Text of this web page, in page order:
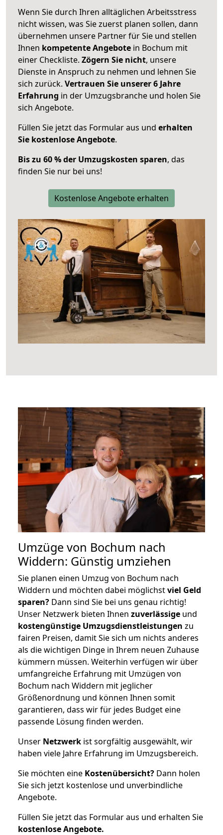
Wenn Sie durch Ihren alltäglichen Arbeitsstress
nicht wissen, was Sie zuerst planen sollen, dann
übernehmen unsere Partner für Sie und stellen
Ihnen kompetente Angebote in Bochum mit
einer Checkliste. Zögern Sie nicht, unsere
Dienste in Anspruch zu nehmen und lehnen Sie
sich zurück. Vertrauen Sie unserer 6 Jahre
Erfahrung in der Umzugsbranche und holen Sie
sich Angebote.
Füllen Sie jetzt das Formular aus und erhalten
Sie kostenlose Angebote.
Bis zu 60 % der Umzugskosten sparen, das
finden Sie nur bei uns!
Kostenlose Angebote erhalten
Umzüge von Bochum nach
Widdern: Günstig umziehen
Sie planen einen Umzug von Bochum nach
Widdern und möchten dabei möglichstviel Geld
sparen? Dann sind Sie bei uns genau richtig!
Unser Netzwerk bieten Ihnen zuverlässige und
kostengünstige Umzugsdienstleistungen zu
fairen Preisen, damit Sie sich um nichts anderes
als die wichtigen Dinge in Ihrem neuen Zuhause
kümmern müssen. Weiterhin verfügen wir über
umfangreiche Erfahrung mit Umzügen von
Bochum nach Widdern mit jeglicher
Größenordnung und können Ihnen somit
garantieren, dass wir für jedes Budget eine
passende Lösung finden werden.
Unser Netzwerk ist sorgfältig ausgewählt, wir
haben viele Jahre Erfahrung im Umzugsbereich.
Sie möchten eine Kostenübersicht? Dann holen
Sie sich jetzt kostenlose und unverbindliche
Angebote.
Füllen Sie jetzt das Formular aus und erhalten Sie
kostenloseAngebote.